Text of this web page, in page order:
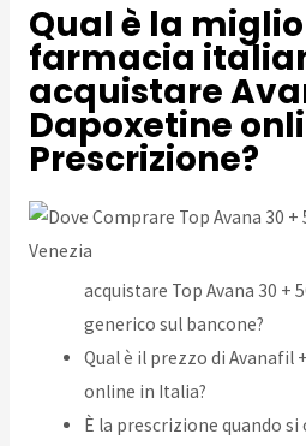
Qual è la
farmacia
acquistare
Dapoxetine
Prescrizione?
acquistare Top Avana 30 +
generico sul bancone?
Qual è il prezzo di Avanafil
online in Italia?
È la prescrizione quando si